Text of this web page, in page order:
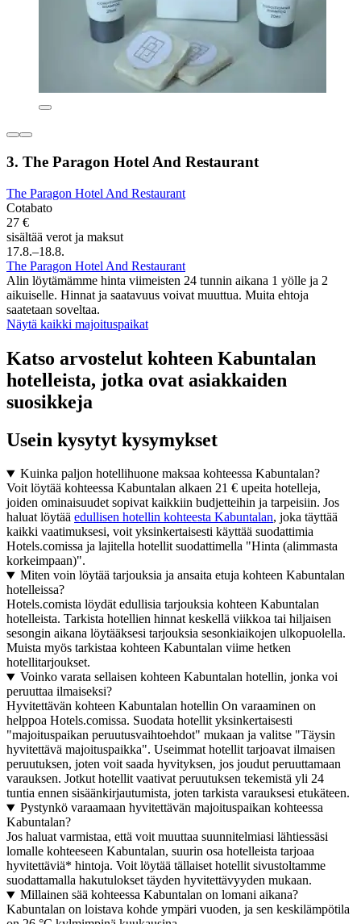
3. The Paragon Hotel And Restaurant
The Paragon Hotel And Restaurant
Cotabato
27 €
sisältää verot ja maksut
17.8.–18.8.
The Paragon Hotel And Restaurant
Alin löytämämme hinta viimeisten 24 tunnin aikana 1 yölle ja 2
aikuiselle. Hinnat ja saatavuus voivat muuttua. Muita ehtoja
saatetaan soveltaa.
Näytä kaikki majoituspaikat
Katso arvostelut kohteen Kabuntalan
hotelleista, jotka ovat asiakkaiden
suosikkeja
Usein kysytyt kysymykset
Kuinka paljon hotellihuone maksaa kohteessa Kabuntalan?
Voit löytää kohteessa Kabuntalan alkaen 21 € upeita hotelleja,
joiden ominaisuudet sopivat kaikkiin budjetteihin ja tarpeisiin. Jos
haluat löytää edullisen hotellin kohteesta Kabuntalan, joka täyttää
kaikki vaatimuksesi, voit yksinkertaisesti käyttää suodattimia
Hotels.comissa ja lajitella hotellit suodattimella "Hinta (alimmasta
korkeimpaan)".
Miten voin löytää tarjouksia ja ansaita etuja kohteen Kabuntalan
hotelleissa?
Hotels.comista löydät edullisia tarjouksia kohteen Kabuntalan
hotelleista. Tarkista hotellien hinnat keskellä viikkoa tai hiljaisen
sesongin aikana löytääksesi tarjouksia sesonkiaikojen ulkopuolella.
Muista myös tarkistaa kohteen Kabuntalan viime hetken
hotellitarjoukset.
Voinko varata sellaisen kohteen Kabuntalan hotellin, jonka voi
peruuttaa ilmaiseksi?
Hyvitettävän kohteen Kabuntalan hotellin On varaaminen on
helppoa Hotels.comissa. Suodata hotellit yksinkertaisesti
"majoituspaikan peruutusvaihtoehdot" mukaan ja valitse "Täysin
hyvitettävä majoituspaikka". Useimmat hotellit tarjoavat ilmaisen
peruutuksen, joten voit saada hyvityksen, jos joudut peruuttamaan
varauksen. Jotkut hotellit vaativat peruutuksen tekemistä yli 24
tuntia ennen sisäänkirjautumista, joten tarkista varauksesi etukäteen.
Pystynkö varaamaan hyvitettävän majoituspaikan kohteessa
Kabuntalan?
Jos haluat varmistaa, että voit muuttaa suunnitelmiasi lähtiessäsi
lomalle kohteeseen Kabuntalan, suurin osa hotelleista tarjoaa
hyvitettäviä* hintoja. Voit löytää tällaiset hotellit sivustoltamme
suodattamalla hakutulokset täyden hyvitettävyyden mukaan.
Millainen sää kohteessa Kabuntalan on lomani aikana?
Kabuntalan on loistava kohde ympäri vuoden, ja sen keskilämpötila